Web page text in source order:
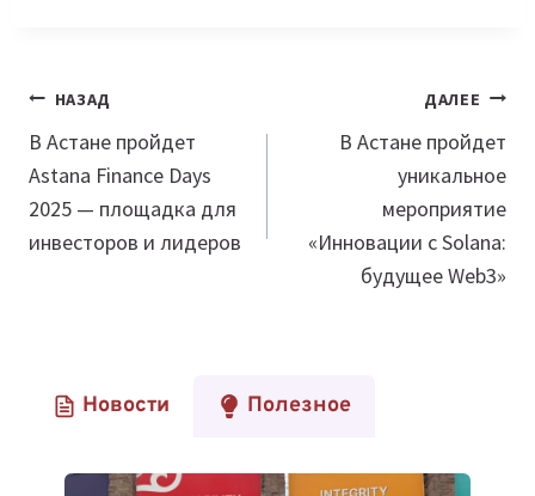
Навигация
по
записям
НАЗАД
В Астане пройдет
Astana Finance Days
2025 — площадка для
инвесторов и лидеров
ДАЛЕЕ
В Астане пройдет
уникальное
мероприятие
«Инновации с Solana:
будущее Web3»
Новости Полезное